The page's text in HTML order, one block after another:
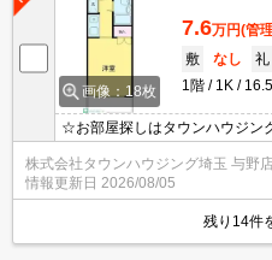
画像：18枚
7.6万円(管
敷
なし 礼
1階
1K
☆お部屋探しはタウンハウジン
株式会社タウンハウジング埼玉 与野
情報更新日 2026/08/05
残り14件